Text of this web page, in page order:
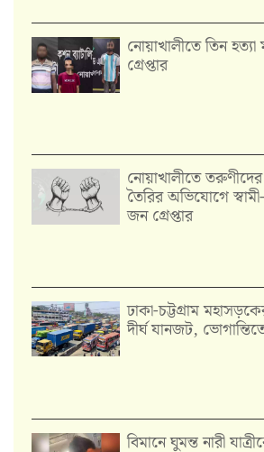
নোয়াখালীতে তিন
গ্রেপ্তার
নোয়াখালীতে
তৈরির অভিযোগে
জন গ্রেপ্তার
ঢাকা-চট্টগ্রাম
দীর্ঘ যানজট,
বিমানে ঘুমন্ত নারী